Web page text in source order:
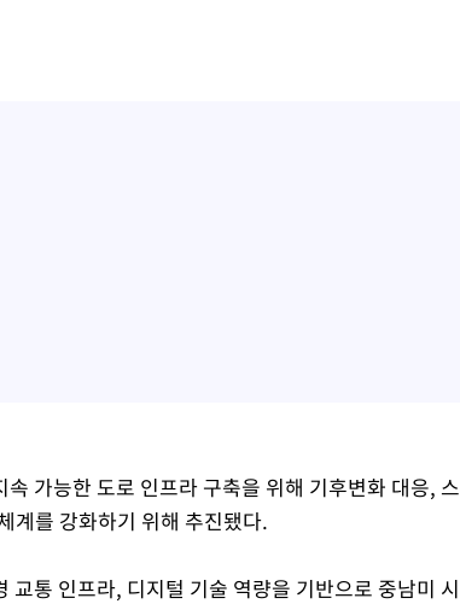
가능한 도로 인프라 구축을 위해 기후변화 대응, 스
계를 강화하기 위해 추진됐다.
통 인프라, 디지털 기술 역량을 기반으로 중남미 시